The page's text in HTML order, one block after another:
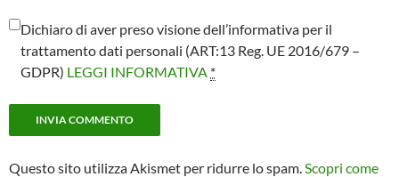
Dichiaro di aver preso visione dell’informativa per il
trattamento dati personali (ART:13 Reg. UE 2016/679 –
GDPR) LEGGI INFORMATIVA *
Questo sito utilizza Akismet per ridurre lo spam. Scopri come